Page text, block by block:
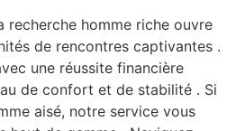
recherche homme riche ouvre
de rencontres captivantes .
une réussite financière
de confort et de stabilité . Si
aisé, notre service vous